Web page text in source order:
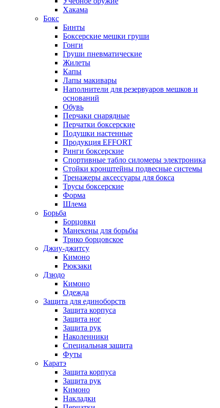
Хакама
Бокс
Бинты
Боксерские мешки груши
Гонги
Груши пневматические
Жилеты
Капы
Лапы макивары
Наполнители для резервуаров мешков и
оснований
Обувь
Перчаки снарядные
Перчатки боксерские
Подушки настенные
Продукция EFFORT
Ринги боксерские
Спортивные табло силомеры электроника
Стойки кронштейны подвесные системы
Тренажеры аксессуары для бокса
Трусы боксерские
Форма
Шлема
Борьба
Борцовки
Манекены для борьбы
Трико борцовское
Джиу-джитсу
Кимоно
Рюкзаки
Дзюдо
Кимоно
Одежда
Защита для единоборств
Защита корпуса
Защита ног
Защита рук
Наколенники
Специальная защита
Футы
Каратэ
Защита корпуса
Защита рук
Кимоно
Накладки